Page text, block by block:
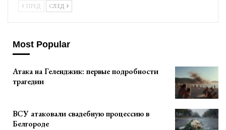
ПРЕД СЛЕД
Most Popular
Атака на Геленджик: первые подробности
трагедии
ВСУ атаковали свадебную процессию в
Белгороде